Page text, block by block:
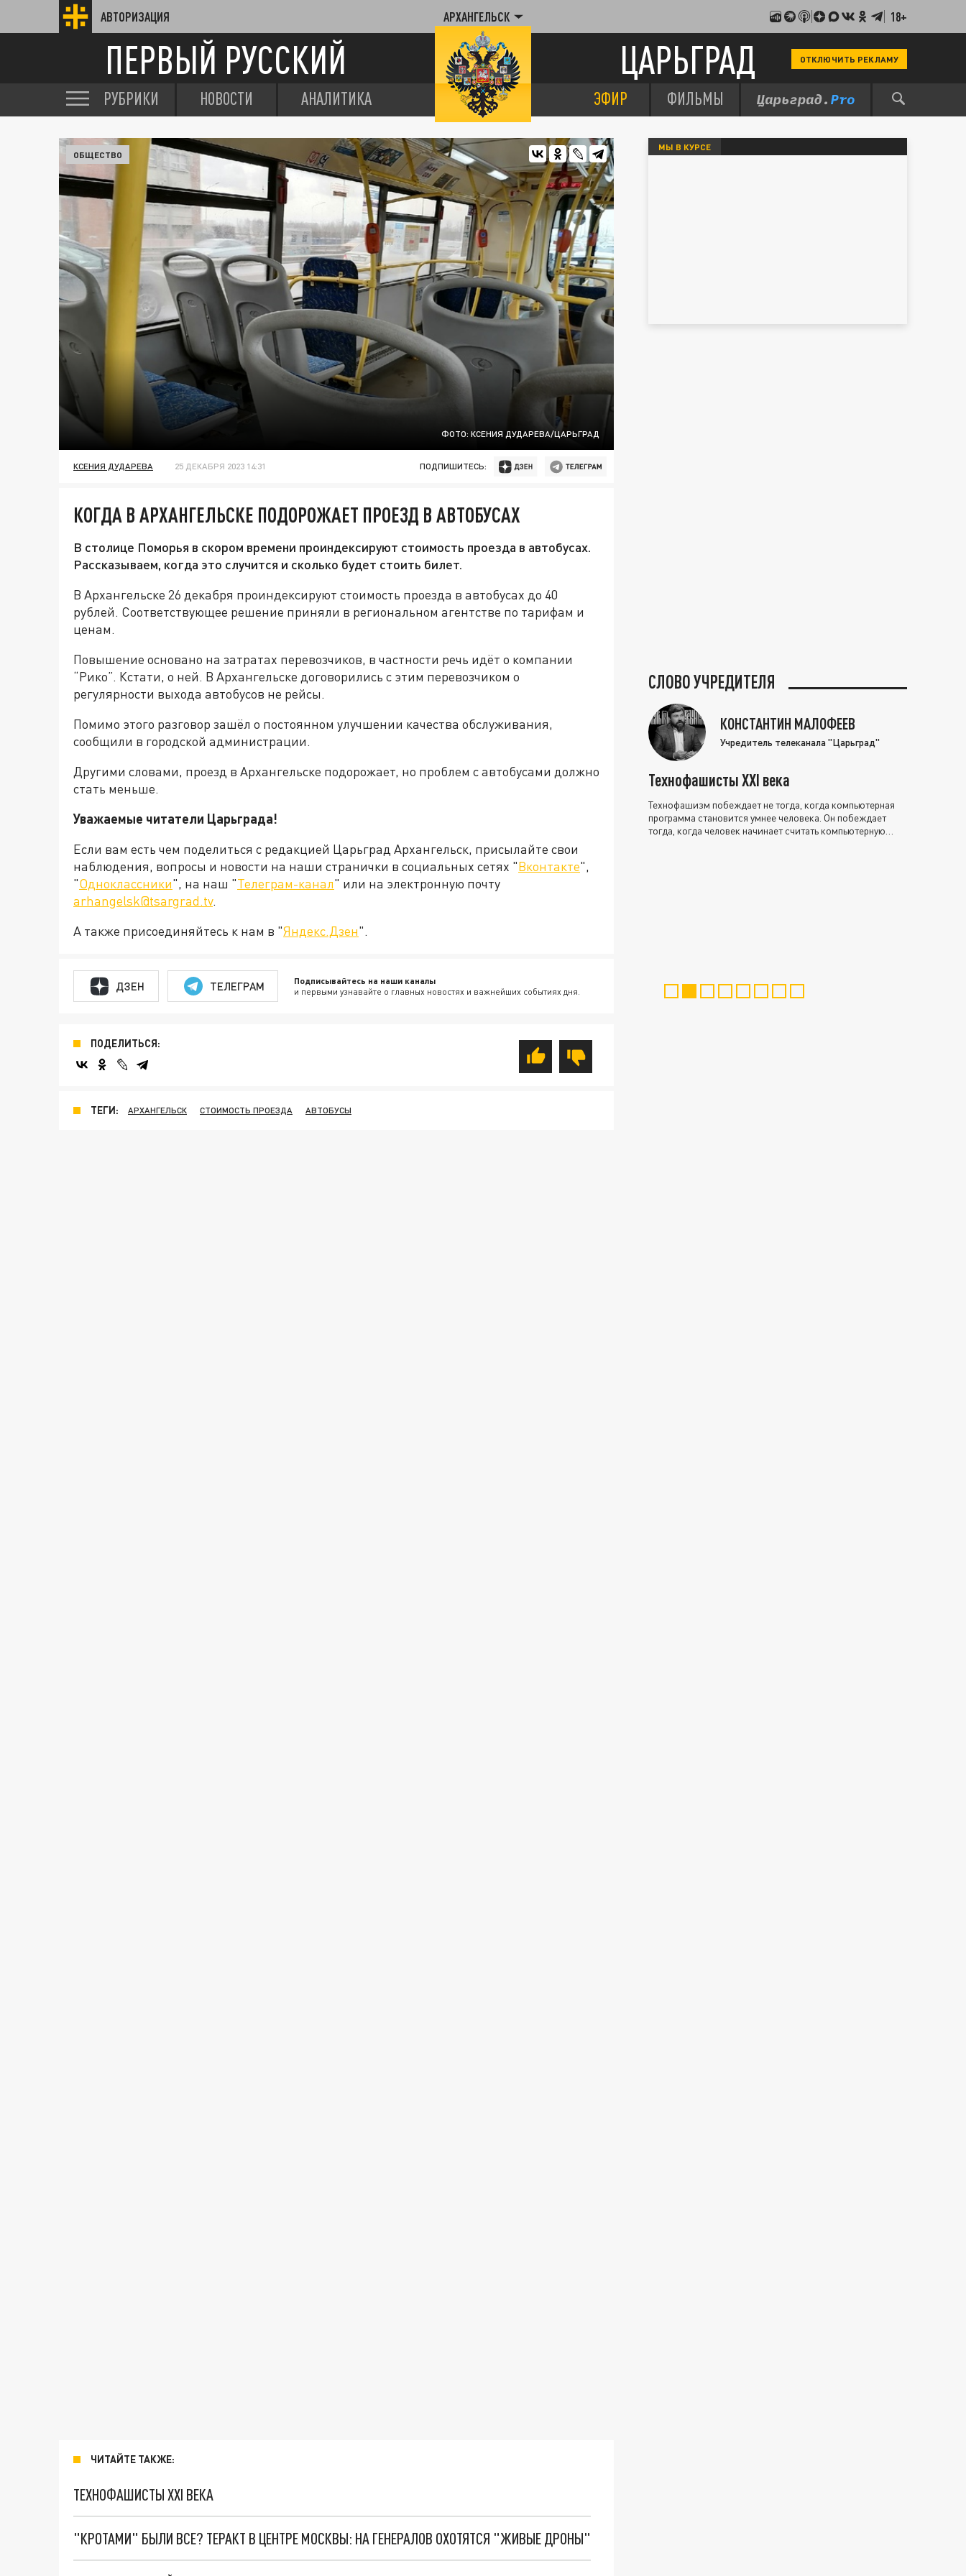
АВТОРИЗАЦИЯ АРХАНГЕЛЬСК 18+
ПЕРВЫЙ РУССКИЙ ЦАРЬГРАД ОТКЛЮЧИТЬ РЕКЛАМУ
РУБРИКИ НОВОСТИ АНАЛИТИКА ЭФИР ФИЛЬМЫ
ФОТО: КСЕНИЯ ДУДАРЕВА/ЦАРЬГРАД
ОБЩЕСТВО
КСЕНИЯ ДУДАРЕВА 25 ДЕКАБРЯ 2023 14:31 ПОДПИШИТЕСЬ:
КОГДА В АРХАНГЕЛЬСКЕ ПОДОРОЖАЕТ ПРОЕЗД В АВТОБУСАХ
В столице Поморья в скором времени проиндексируют стоимость проезда в автобусах.
Рассказываем, когда это случится и сколько будет стоить билет.
В Архангельске 26 декабря проиндексируют стоимость проезда в автобусах до 40
рублей. Соответствующее решение приняли в региональном агентстве по тарифам и
ценам.
Повышение основано на затратах перевозчиков, в частности речь идёт о компании
“Рико”. Кстати, о ней. В Архангельске договорились с этим перевозчиком о
регулярности выхода автобусов не рейсы.
Помимо этого разговор зашёл о постоянном улучшении качества обслуживания,
сообщили в городской администрации.
Другими словами, проезд в Архангельске подорожает, но проблем с автобусами должно
стать меньше.
Уважаемые читатели Царьграда!
Если вам есть чем поделиться с редакцией Царьград Архангельск, присылайте свои
наблюдения, вопросы и новости на наши странички в социальных сетях "Вконтакте",
"Одноклассники", на наш "Телеграм-канал" или на электронную почту
arhangelsk@tsargrad.tv.
А также присоединяйтесь к нам в "Яндекс.Дзен".
ДЗЕН ТЕЛЕГРАМ Подписывайтесь на наши каналы
и первыми узнавайте о главных новостях и важнейших событиях дня.
ПОДЕЛИТЬСЯ:
ТЕГИ: АРХАНГЕЛЬСК СТОИМОСТЬ ПРОЕЗДА АВТОБУСЫ
ЧИТАЙТЕ ТАКЖЕ:
ТЕХНОФАШИСТЫ XXI ВЕКА
"КРОТАМИ" БЫЛИ ВСЕ? ТЕРАКТ В ЦЕНТРЕ МОСКВЫ: НА ГЕНЕРАЛОВ ОХОТЯТСЯ "ЖИВЫЕ ДРОНЫ"
МЫ В КУРСЕ
СЛОВО УЧРЕДИТЕЛЯ
КОНСТАНТИН МАЛОФЕЕВ
Учредитель телеканала "Царьград"
Технофашисты XXI века
Технофашизм побеждает не тогда, когда компьютерная
программа становится умнее человека. Он побеждает
тогда, когда человек начинает считать компьютерную